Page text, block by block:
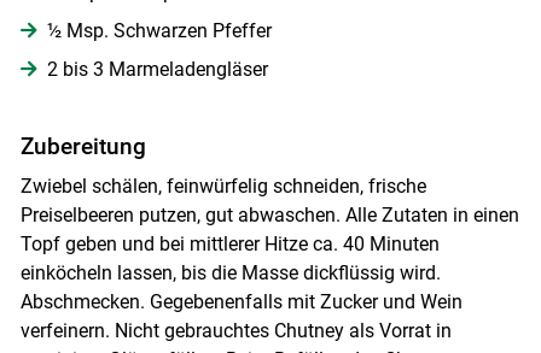
½ Msp. Schwarzen Pfeffer
2 bis 3 Marmeladengläser
Zubereitung
Zwiebel schälen, feinwürfelig schneiden, frische
Preiselbeeren putzen, gut abwaschen. Alle Zutaten in einen
Topf geben und bei mittlerer Hitze ca. 40 Minuten
einköcheln lassen, bis die Masse dickflüssig wird.
Abschmecken. Gegebenenfalls mit Zucker und Wein
verfeinern. Nicht gebrauchtes Chutney als Vorrat in